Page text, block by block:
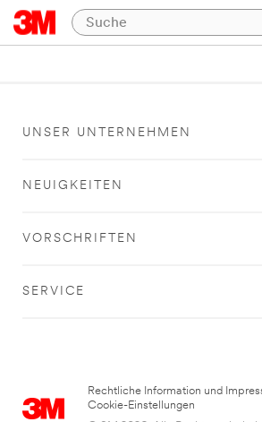
UNSER UNTERNEHMEN
NEUIGKEITEN
VORSCHRIFTEN
SERVICE
Rechtliche Information und
Cookie-Einstellungen